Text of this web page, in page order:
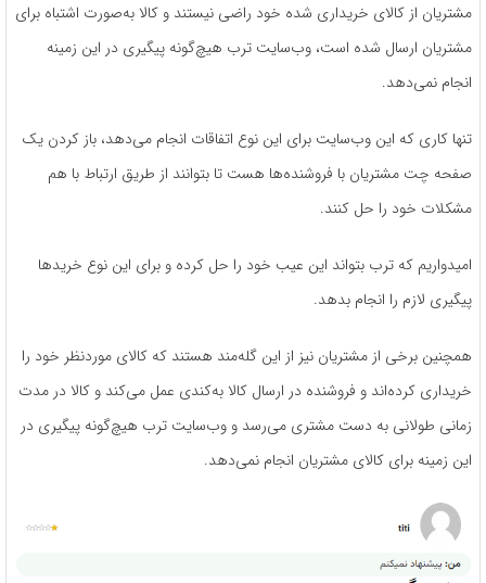
مشتریان از کالای خریداری شده خود راضی نیستند و کالا به‌صورت اشتباه برای
مشتریان ارسال شده است، وب‌سایت ترب هیچ‌گونه پیگیری در این زمینه
انجام نمی‌دهد.
تنها کاری که این وب‌سایت برای این نوع اتفاقات انجام می‌دهد، باز‌ کردن یک
صفحه چت مشتریان با فروشنده‌ها هست تا بتوانند از طریق ارتباط با هم
مشکلات خود را حل کنند.
امیدواریم که ترب بتواند این عیب خود را حل کرده و برای این نوع خریدها
پیگیری لازم را انجام بدهد.
همچنین برخی از مشتریان نیز از این گله‌مند هستند که کالای موردنظر خود را
خریداری کرده‌اند و فروشنده در ارسال کالا به‌کندی عمل می‌کند و کالا در مدت
زمانی طولانی به دست مشتری می‌رسد و وب‌سایت ترب هیچ‌گونه پیگیری در
این زمینه برای کالای مشتریان انجام نمی‌دهد.